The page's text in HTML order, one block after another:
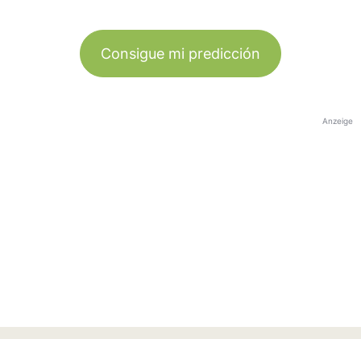
Consigue mi predicción
Anzeige